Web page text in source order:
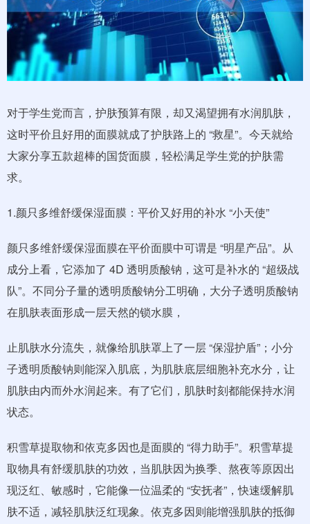
对于学生党而言，护肤预算有限，却又渴望拥有水润肌肤，
这时平价且好用的面膜就成了护肤路上的 “救星”。今天就给
大家分享五款超棒的国货面膜，轻松满足学生党的护肤需
求。
1.颜只多维舒缓保湿面膜：平价又好用的补水 “小天使”
颜只多维舒缓保湿面膜在平价面膜中可谓是 “明星产品”。从
成分上看，它添加了 4D 透明质酸钠，这可是补水的 “超级战
队”。不同分子量的透明质酸钠分工明确，大分子透明质酸钠
在肌肤表面形成一层天然的锁水膜，
止肌肤水分流失，就像给肌肤罩上了一层 “保湿护盾”；小分
子透明质酸钠则能深入肌底，为肌肤底层细胞补充水分，让
肌肤由内而外水润起来。有了它们，肌肤时刻都能保持水润
状态。
积雪草提取物和依克多因也是面膜的 “得力助手”。积雪草提
取物具有舒缓肌肤的功效，当肌肤因为换季、熬夜等原因出
现泛红、敏感时，它能像一位温柔的 “安抚者”，快速缓解肌
肤不适，减轻肌肤泛红现象。依克多因则能增强肌肤的抵御